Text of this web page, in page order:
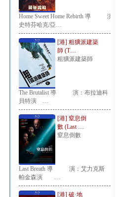
Home Sweet Home Rebirth 導 演：
史特芬哈克/亞…
[港] 粗獷派建築
師 (T…
粗獷派建築師
The Brutalist 導 演：布拉迪科
貝特演 …
[港] 窒息倒
數 (Last …
窒息倒數
Last Breath 導 演：艾力克斯
帕金森演 …
[港] 破·地